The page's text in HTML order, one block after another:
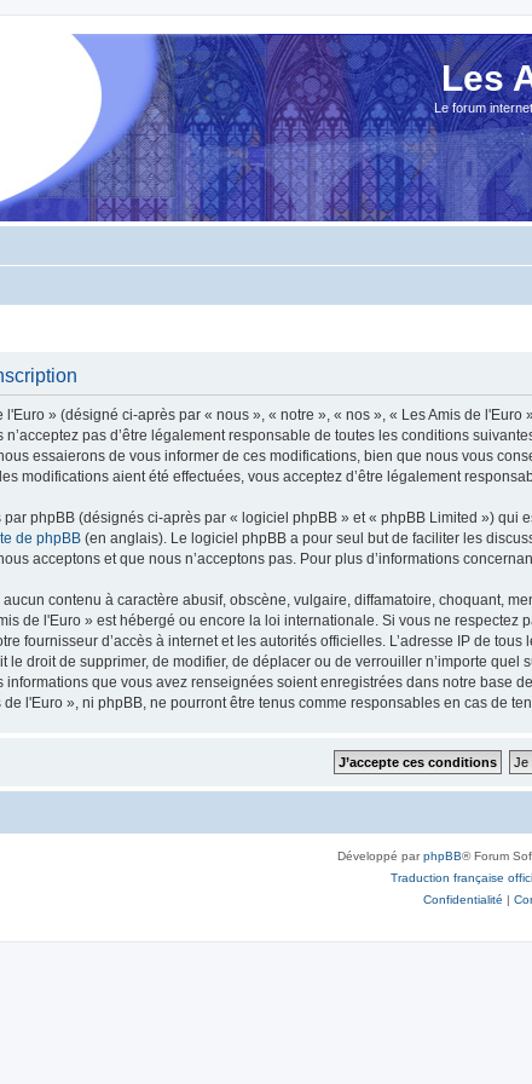
Les
Le forum
l'Euro » (désigné ci-après par « nous », « notre », « nos », « Les Amis de
pas d’être légalement responsable de toutes les conditions
essaierons de vous informer de ces modifications, bien que nous vous
modifications aient été effectuées, vous acceptez d’être légalement
phpBB (désignés ci-après par « logiciel phpBB » et « phpBB Limited ») qui
de phpBB (en anglais). Le logiciel phpBB a pour seul but de faciliter les
acceptons et que nous n’acceptons pas. Pour plus d’informations
contenu à caractère abusif, obscène, vulgaire, diffamatoire, choquant,
de l'Euro » est hébergé ou encore la loi internationale. Si vous ne
fournisseur d’accès à internet et les autorités officielles. L’adresse IP de
le droit de supprimer, de modifier, de déplacer ou de verrouiller n’importe
informations que vous avez renseignées soient enregistrées dans notre base
l'Euro », ni phpBB, ne pourront être tenus comme responsables en cas de
Développé parphpBB® Forum
Traduction française
Confidentialité |